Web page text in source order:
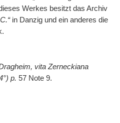
Werkes besitzt das Archiv
in Danzig und ein anderes die
vita Zerneckiana
p. 57 Note 9.